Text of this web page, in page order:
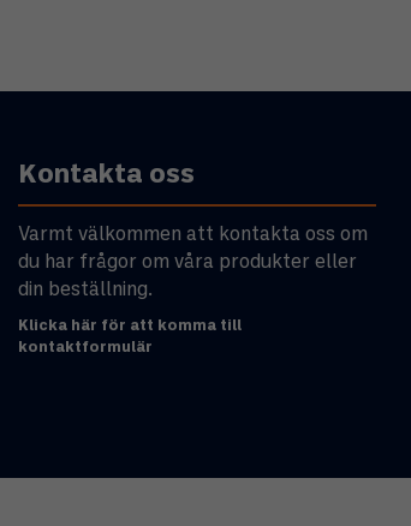
Kontakta oss
Varmt välkommen att kontakta oss om
du har frågor om våra produkter eller
din beställning.
Klicka här för att komma till
kontaktformulär